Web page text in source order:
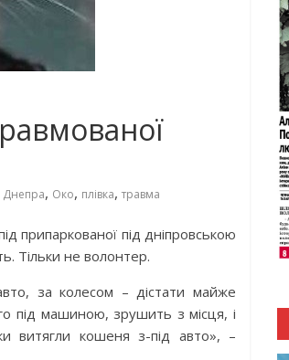
Днепра, Око, плівка, травма
припаркованої під дніпровською
Тільки не волонтер.
за колесом – дістати майже
під машиною, зрушить з місця, і
витягли кошеня з-під авто», –